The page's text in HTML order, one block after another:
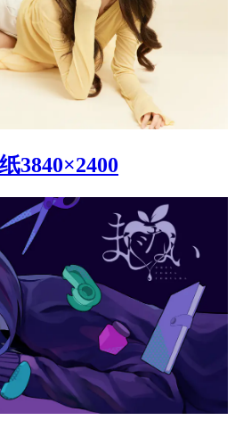
3840×2400